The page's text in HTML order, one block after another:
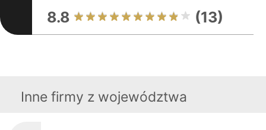
8.8 (13)
Inne firmy z województwa